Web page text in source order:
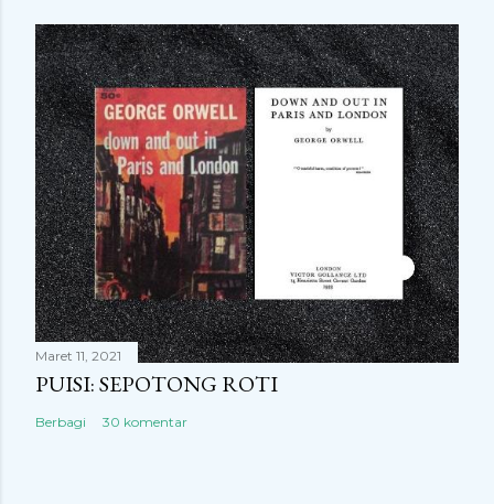
Maret 11, 2021
PUISI: SEPOTONG ROTI
Berbagi 30 komentar